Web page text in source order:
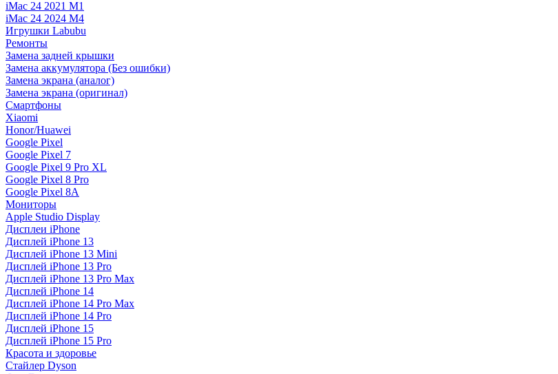
iMac 24 2021 M1
iMac 24 2024 M4
Игрушки Labubu
Ремонты
Замена задней крышки
Замена аккумулятора (Без ошибки)
Замена экрана (аналог)
Замена экрана (оригинал)
Смартфоны
Xiaomi
Honor/Huawei
Google Pixel
Google Pixel 7
Google Pixel 9 Pro XL
Google Pixel 8 Pro
Google Pixel 8A
Мониторы
Apple Studio Display
Дисплеи iPhone
Дисплей iPhone 13
Дисплей iPhone 13 Mini
Дисплей iPhone 13 Pro
Дисплей iPhone 13 Pro Max
Дисплей iPhone 14
Дисплей iPhone 14 Pro Max
Дисплей iPhone 14 Pro
Дисплей iPhone 15
Дисплей iPhone 15 Pro
Красота и здоровье
Стайлер Dyson